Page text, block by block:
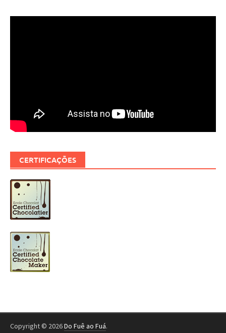
CERTIFICAÇÕES
Copyright © 2026Do Fuê ao Fuá.